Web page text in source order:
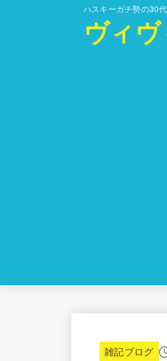
ハスキーガチ勢の30
ヴィ
雑記ブログ